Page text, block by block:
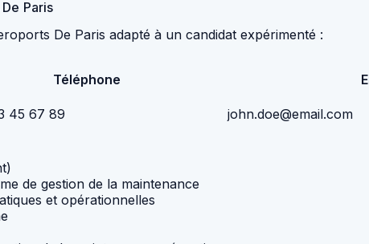
Paris
De Paris adapté à un candidat expérimenté :
Téléphone
45 67 89
john.doe@email.com
de gestion de la maintenance
et opérationnelles